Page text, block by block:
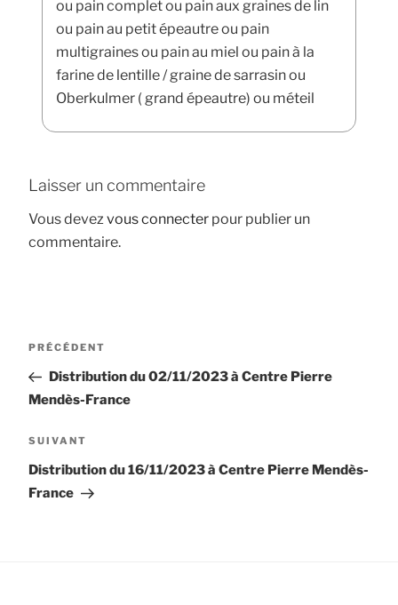
ou pain complet ou pain aux graines de lin
ou pain au petit épeautre ou pain
multigraines ou pain au miel ou pain à la
farine de lentille / graine de sarrasin ou
Oberkulmer ( grand épeautre) ou méteil
Laisser un commentaire
Vous devezvous connecter pour publier un
commentaire.
Navigation
l’article
Article
précédent
PRÉCÉDENT
Distribution du 02/11/2023 à Centre Pierre
Mendès-France
Article
suivant
SUIVANT
Distribution du 16/11/2023 à Centre Pierre Mendès-
France